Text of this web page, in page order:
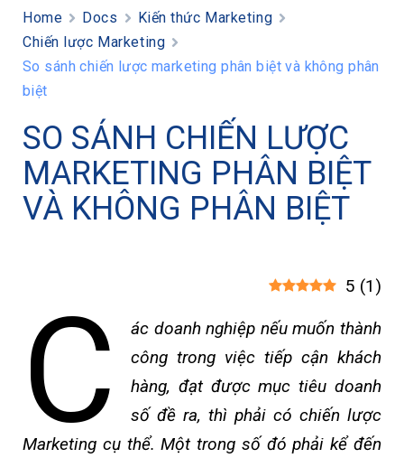
Home Docs
Kiến thức Marketing
Chiến lược Marketing
So sánh chiến lược marketing phân biệt và không phân
biệt
SO SÁNH CHIẾN LƯỢC
MARKETING PHÂN BIỆT
VÀ KHÔNG PHÂN BIỆT
5 (1 )
C
ác doanh nghiệp nếu muốn thành
công trong việc tiếp cận khách
hàng, đạt được mục tiêu doanh
số đề ra, thì phải có chiến lược
Marketing cụ thể. Một trong số đó phải kể đến